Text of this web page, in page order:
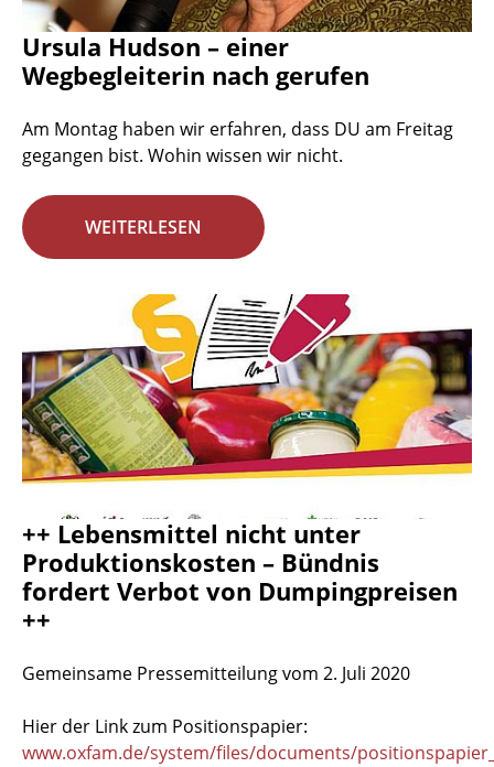
Ursula Hudson – einer
Wegbegleiterin nach gerufen
Am Montag haben wir erfahren, dass DU am Freitag
gegangen bist. Wohin wissen wir nicht.
WEITERLESEN
++ Lebensmittel nicht unter
Produktionskosten – Bündnis
fordert Verbot von Dumpingpreisen
++
Gemeinsame Pressemitteilung vom 2. Juli 2020
Hier der Link zum Positionspapier:
www.oxfam.de/system/files/documents/